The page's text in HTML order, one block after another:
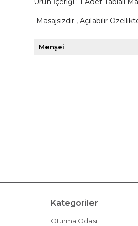
-Masajsızdır , Açılabilir
Menşei
Kategoriler
Oturma Odası